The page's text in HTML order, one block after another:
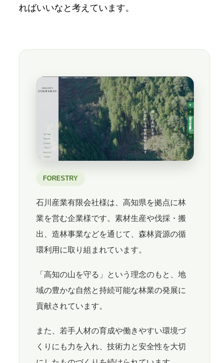
ればいいなと考えています。
FORESTRY
石川産業有限会社様は、高知県を拠点に林
業を営む企業様です。素材生産や伐採・搬
出、造林事業などを通じて、森林資源の循
環利用に取り組まれています。
「高知の山を守る」という理念のもと、地
域の豊かな自然と持続可能な林業の発展に
貢献されています。
また、若手人材の育成や働きやすい環境づ
くりにも力を入れ、技術力と安全性を大切